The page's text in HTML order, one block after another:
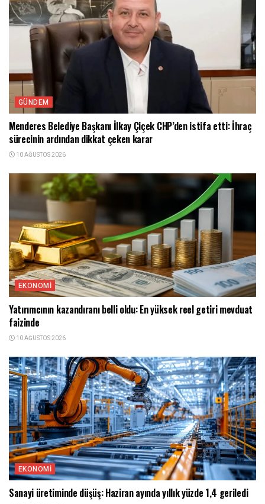
GÜNDEM
Menderes Belediye Başkanı İlkay Çiçek CHP’den istifa etti: İhraç
sürecinin ardından dikkat çeken karar
10 AĞUSTOS 2026
EKONOMI
Yatırımcının kazandıranı belli oldu: En yüksek reel getiri mevduat
faizinde
10 AĞUSTOS 2026
EKONOMI
Sanayi üretiminde düşüş: Haziran ayında yıllık yüzde 1,4 geriledi